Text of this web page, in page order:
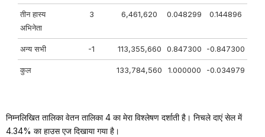
तीन हास्य
अभिनेता
3 6,461,620 0.048299 0.144896
अन्य सभी -1 113,355,660 0.847300 -0.847300
कुल 133,784,560 1.000000 -0.034979
निम्नलिखित तालिका वेतन तालिका 4 का मेरा विश्लेषण दर्शाती है। निचले दाएं सेल में
4.34% का हाउस एज दिखाया गया है।